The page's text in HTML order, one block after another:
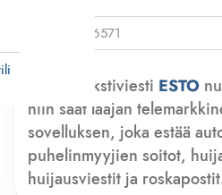
Lähetä tekstiviesti ESTO
niin saat laajan
sovelluksen, joka estää
puhelinmyyjien soitot,
huijausviestit ja